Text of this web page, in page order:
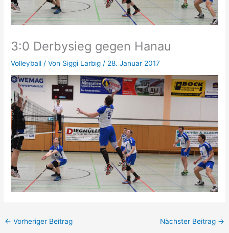
3:0 Derbysieg gegen Hanau
Volleyball / Von Siggi Larbig / 28. Januar 2017
← Vorheriger Beitrag Nächster Beitrag →